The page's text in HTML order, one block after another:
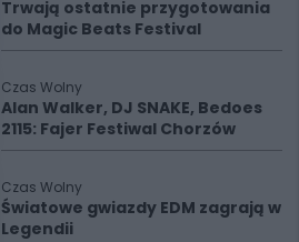
Trwają ostatnie przygotowania
do Magic Beats Festival
Czas Wolny
Alan Walker, DJ SNAKE, Bedoes
2115: Fajer Festiwal Chorzów
Czas Wolny
Światowe gwiazdy EDM zagrają w
Legendii